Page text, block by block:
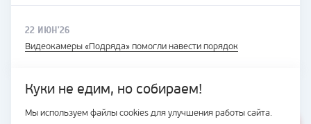
Куки не едим, но собираем!
Мы используем файлы cookies для улучшения работы сайта.
22 ИЮН'26
Видеокамеры «Подряда» помогли навести порядок